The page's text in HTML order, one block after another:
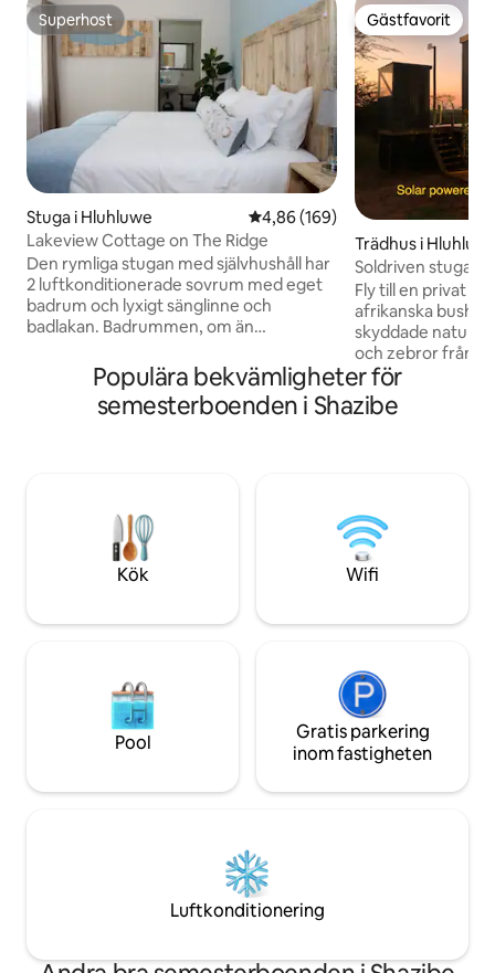
Superhost
Superhost
Stuga i Hluhluwe 4,86 av 5 i genomsnittligt
4,86 (169)
Lakeview Cottage on The Ridge
Den rymliga stugan med självhushåll har
2 luftkonditionerade sovrum med eget
badrum och lyxigt sänglinne och
badlakan. Badrummen, om än
Eftersom vi har åtagit oss att vara så
miljövänliga som möjligt tvättas
sänglinnet men stryks inte. Vår kaffebar
Falsebay-sjön. Köket är fullt utrustat.
Det angivna priset gäller för upp till 2
personer, boendet har sovplats för 4
Gästfavorit
Gästfavorit
Trädhus i
Soldriven stuga i
Mudhouse
Fly till en privat
afrikanska
skyddade
och zebror från
privata bassäng
och hyenors avlägsna rop.
längre vistelser -
både Big Five-
oceanens kust
Populära bekvämligheter för
semesterboenden i Shazibe
Kök Wifi
Pool
Gratis parkering
inom fastigheten
Luftkonditionering